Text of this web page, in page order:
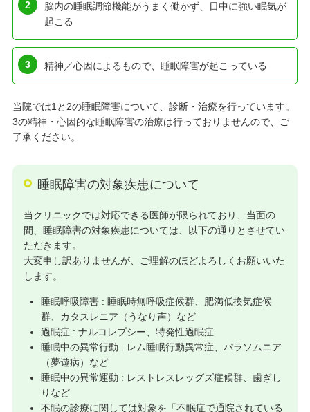
脳内の睡眠調節機能がうまく働かず、日中に強い眠気が
起こる
精神／心因によるもので、睡眠障害が起こっている
当院では1と2の睡眠障害について、診断・治療を行っています。
3の精神・心因的な睡眠障害の治療は行っておりませんので、ご
了承ください。
睡眠障害の対象疾患について
当クリニックでは対応できる医師が限られており、当面の
間、睡眠障害の対象疾患については、以下の通りとさせてい
ただきます。
大変申し訳ありませんが、ご理解のほどよろしくお願いいた
します。
睡眠呼吸障害 : 睡眠時無呼吸症候群、肥満低換気症候
群、カタスレニア（うなり声）など
過眠症 : ナルコレプシー、特発性過眠症
睡眠中の異常行動 : レム睡眠行動異常症、パラソムニア
（夢遊病）など
睡眠中の異常運動 : レストレスレッグズ症候群、歯ぎし
りなど
不眠の診療に関しては対象を「不眠症で通院されている